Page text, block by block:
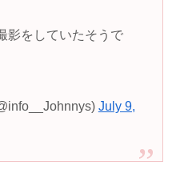
影をしていたそうで
July 9,